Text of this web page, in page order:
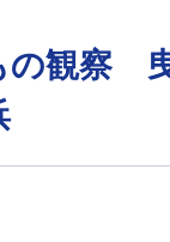
の観察